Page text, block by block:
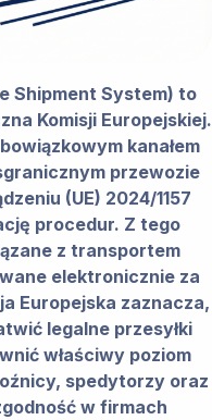
Shipment System) to
Komisji Europejskiej.
kanałem
przewozie
(UE) 2024/1157
procedur. Z tego
z transportem
elektronicznie za
Europejska zaznacza,
legalne przesyłki
właściwy poziom
spedytorzy oraz
w firmach